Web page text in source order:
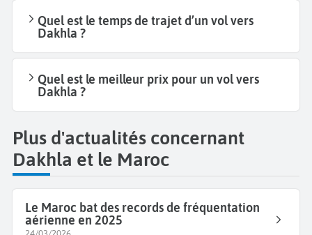
Quel est le temps de trajet d’un vol vers
Dakhla ?
Quel est le meilleur prix pour un vol vers
Dakhla ?
Plus d'actualités concernant
Dakhla et le Maroc
Le Maroc bat des records de fréquentation
aérienne en 2025